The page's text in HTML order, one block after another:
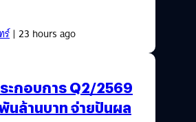
ร์| 23 hours ago
ะกอบการ Q2/2569
นล้านบาท จ่ายปันผล